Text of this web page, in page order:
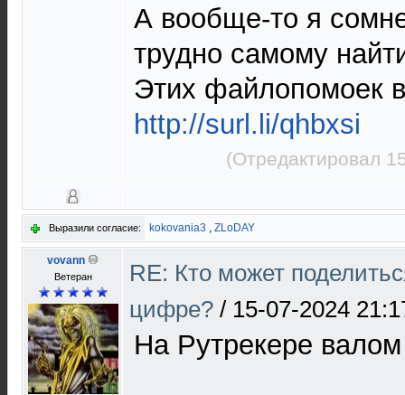
А вообще-то я
трудно самому
Этих файлопомоек
http://surl.li/qhbxsi
(Отредактировал
Выразили согласие: kokovania3 , ZLoDAY
vovann
Ветеран
RE: Кто может
цифре? / 15-07-2024
На Рутрекере валом